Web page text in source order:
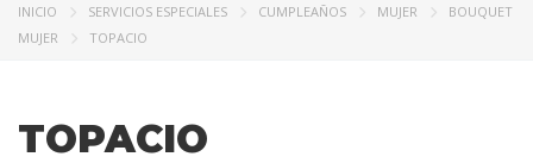
INICIO SERVICIOS ESPECIALES CUMPLEAÑOS MUJER
BOUQUET
MUJER
TOPACIO
TOPACIO